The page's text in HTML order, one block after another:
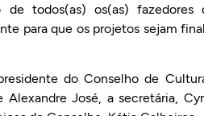
todos(as) os(as)
para que os projetos sejam
do Conselho de
José, a secretária,